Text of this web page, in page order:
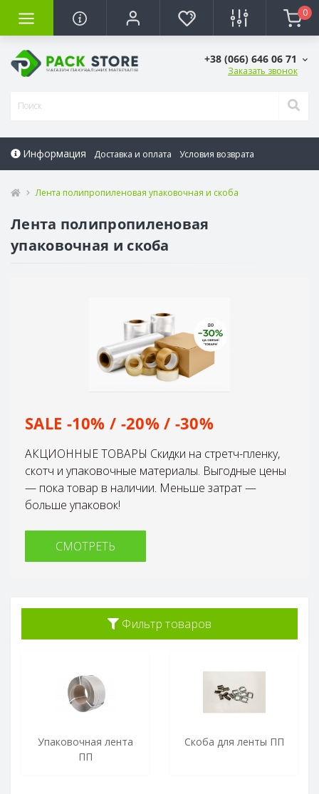
0
+38 (066) 646 06 71
Заказать звонок
Информация Доставка и оплата Условия возврата
Лента полипропиленовая упаковочная и скоба
Лента полипропиленовая
упаковочная и скоба
SALE -10% / -20% / -30%
АКЦИОННЫЕ ТОВАРЫ Скидки на стретч-пленку,
скотч и упаковочные материалы. Выгодные цены
— пока товар в наличии. Меньше затрат —
больше упаковок!
СМОТРЕТЬ
Фильтр товаров
Упаковочная лента
ПП
Скоба для ленты ПП